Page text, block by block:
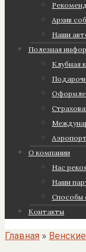
Архив
Наши
Полезная
Клубная
О компании
Нас
Наши
Cпособы
Контакты
Главная »